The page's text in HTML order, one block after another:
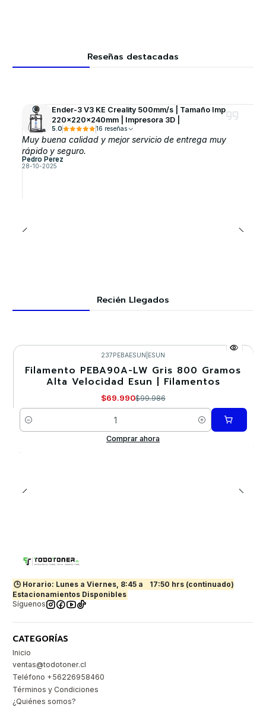
Reseñas destacadas
Ender-3 V3 KE Creality 500mm/s | Tamaño Imp
220x220x240mm | Impresora 3D |
5.0 16 reseñas
Muy buena calidad y mejor servicio de entrega muy
rápido y seguro.
Pedro Perez
28-10-2025
Recién Llegados
-30%
237PEBAESUN ESUN
Filamento PEBA90A-LW Gris 800 Gramos
Alta Velocidad Esun | Filamentos
$69.990$99.986
Cantidad
Comprar ahora
🕒 Horario: Lunes a Viernes, 8:45 a
17:50 hrs (continuado)
Estacionamientos Disponibles
Síguenos
CATEGORÍAS
Inicio
ventas@todotoner.cl
Teléfono +56226958460
Términos y Condiciones
¿Quiénes somos?